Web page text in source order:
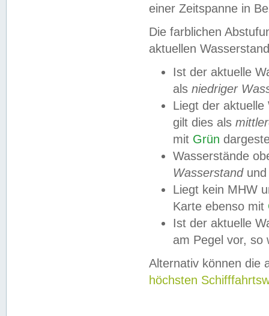
einer Zeitspanne in
Die farblichen
aktuellen
Ist der aktuelle
als niedriger
Liegt der
gilt dies als
mit Grün
Wasserstände
Wasserstandund
Liegt kein MHW
Karte ebenso mit
Ist der aktuelle
am Pegel vor,
Alternativ können die
höchsten